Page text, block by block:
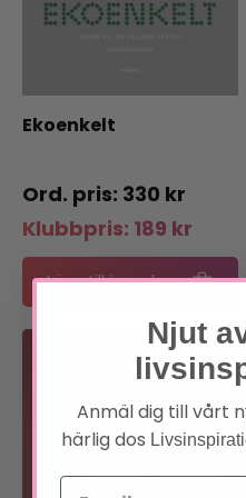
Ekoenkelt
330 kr
Klubbpris: 189 kr
Lägg till i varukorg
Bli
Förtur till
Exklusiva
Njut
Anmäl dig till vårt
härlig dos